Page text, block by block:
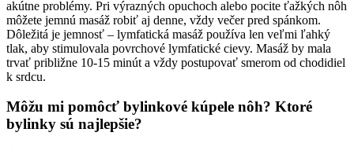
akútne problémy. Pri výrazných opuchoch alebo pocite ťažkých nôh
môžete jemnú masáž robiť aj denne, vždy večer pred spánkom.
Dôležitá je jemnosť – lymfatická masáž používa len veľmi ľahký
tlak, aby stimulovala povrchové lymfatické cievy. Masáž by mala
trvať približne 10-15 minút a vždy postupovať smerom od chodidiel
k srdcu.
Môžu mi pomôcť bylinkové kúpele nôh? Ktoré
bylinky sú najlepšie?